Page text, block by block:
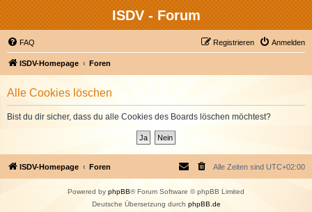
ISDV - Forum
FAQ Anmelden
Registrieren
ISDV-Homepage Foren
Alle Cookies löschen
Bist du dir sicher, dass du alle Cookies des Boards löschen möchtest?
ISDV-Homepage Foren Alle Zeiten sind UTC+02:00
Powered by phpBB® Forum Software © phpBB Limited
Deutsche Übersetzung durch phpBB.de